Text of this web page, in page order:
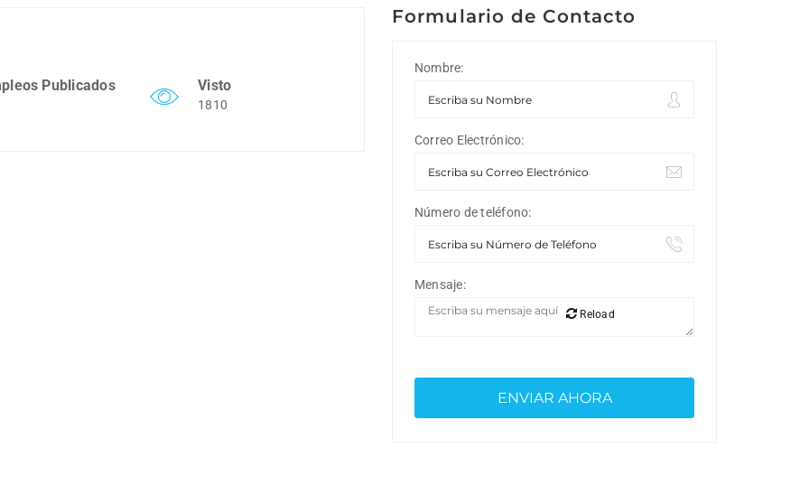
Publicados Visto
1810
Formulario de Contacto
Nombre:
Correo Electrónico:
Número de teléfono:
Mensaje:
Reload